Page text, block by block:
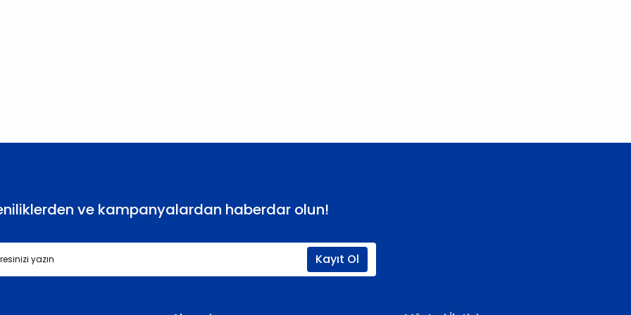
Gönder
ve kampanyalardan haberdar olun!
Kayıt Ol